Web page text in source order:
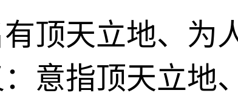
顶天立地、为
意指顶天立地